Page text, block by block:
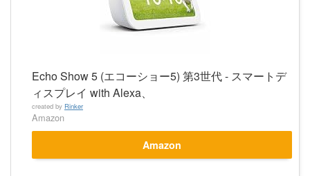
Echo Show 5 (エコーショー5) 第3世代 - スマートデ
ィスプレイ with Alexa、
created by Rinker
Amazon
Amazon